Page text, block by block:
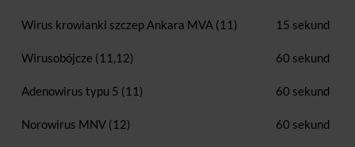
Wirus krowianki szczep Ankara MVA (11) 15 sekund
Wirusobójcze (11,12) 60 sekund
Adenowirus typu 5 (11) 60 sekund
Norowirus MNV (12) 60 sekund